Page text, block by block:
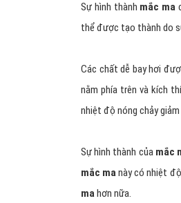
Sự hình thành mắc ma
thể được tạo thành do
Các chất dễ bay hơi
nằm phía trên và kích
nhiệt độ nóng chảy
Sự hình thành của mắc
mắc manày có nhiệt
mahơn nữa.